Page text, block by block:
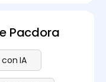
Pacdora
IA